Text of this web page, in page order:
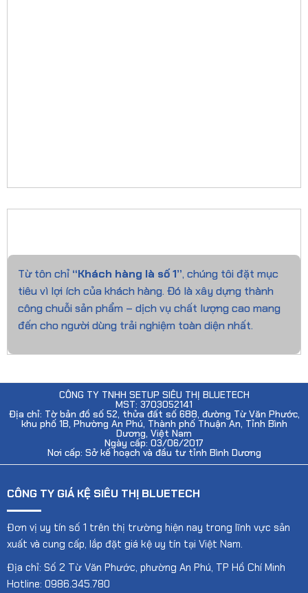
Từ tôn chỉ “Khách hàng là số 1”, chúng tôi đặt mục
tiêu vì lợi ích của khách hàng. Đó là xây dựng thành
công chuỗi sản phẩm – dịch vụ chất lượng cao mang
đến cho người dùng trải nghiệm toàn diện nhất.
CÔNG TY TNHH SETUP SIÊU THỊ BLUETECH
MST: 3703052141
Địa chỉ: Tờ bản đồ số 52, thửa đất số 688, đường Từ Văn Phước,
khu phố 1B, Phường An Phú, Thành phố Thuận An, Tỉnh Bình
Dương, Việt Nam
Ngày cấp: 03/06/2017
Nơi cấp: Sở kế hoạch và đầu tư tỉnh Bình Dương
CÔNG TY GIÁ KỆ SIÊU THỊ BLUETECH
Đơn vị uy tín số 1 trên thị trường hiện nay trong lĩnh vực sản
xuất và cung cấp, lắp đặt giá kệ uy tín tại Việt Nam.
Địa chỉ: Số 2 Từ Văn Phước, phường An Phú, TP Hồ Chí Minh
Hotline: 0986.345.780